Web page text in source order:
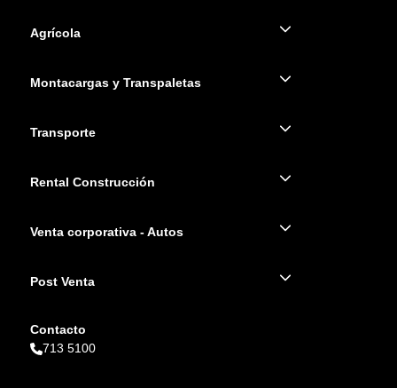
Agrícola
Montacargas y Transpaletas
Transporte
Rental Construcción
Venta corporativa - Autos
Post Venta
Contacto
713 5100